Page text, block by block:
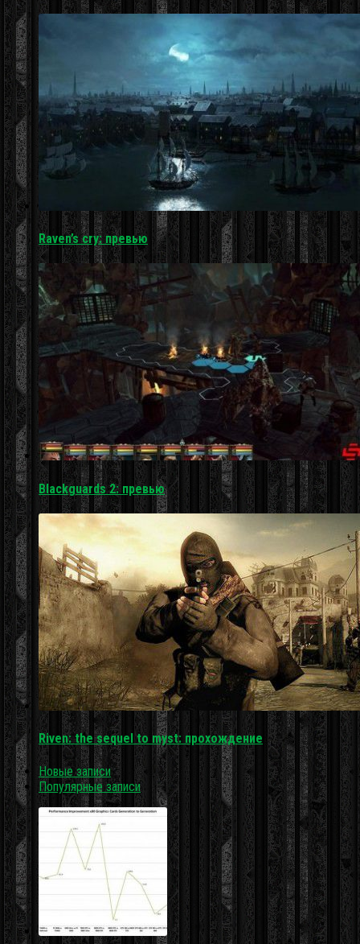
Raven’s cry: превью
Blackguards 2: превью
Riven: the sequel to myst: прохождение
Новые записи
Популярные записи